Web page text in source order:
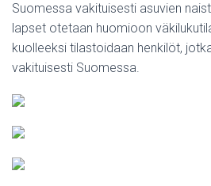
Suomessa vakituisesti asuvien
lapset otetaan huomioon
kuolleeksi tilastoidaan henkilöt,
vakituisesti Suomessa.